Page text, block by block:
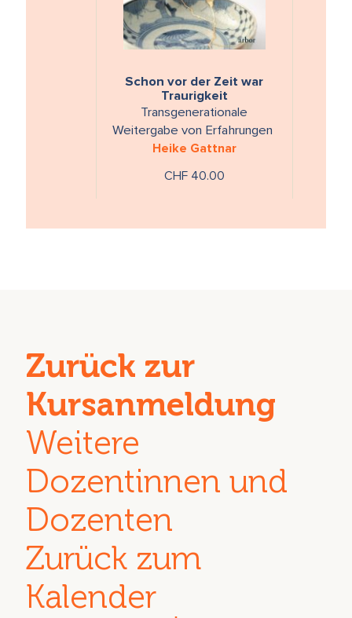
Schon vor der Zeit war
Traurigkeit
Transgenerationale
Weitergabe von Erfahrungen
Heike Gattnar
CHF 40.00
Zurück zur
Kursanmeldung
Weitere
Dozentinnen und
Dozenten
Zurück zum
Kalender